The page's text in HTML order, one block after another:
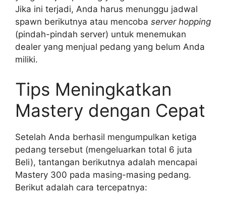
Jika ini terjadi, Anda harus menunggu jadwal
spawn berikutnya atau mencoba server hopping
(pindah-pindah server) untuk menemukan
dealer yang menjual pedang yang belum Anda
miliki.
Tips Meningkatkan
Mastery dengan Cepat
Setelah Anda berhasil mengumpulkan ketiga
pedang tersebut (mengeluarkan total 6 juta
Beli), tantangan berikutnya adalah mencapai
Mastery 300 pada masing-masing pedang.
Berikut adalah cara tercepatnya: